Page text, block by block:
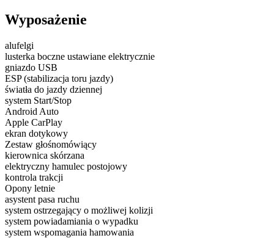
Wyposażenie
alufelgi
lusterka boczne ustawiane elektrycznie
gniazdo USB
ESP (stabilizacja toru jazdy)
światła do jazdy dziennej
system Start/Stop
Android Auto
Apple CarPlay
ekran dotykowy
Zestaw głośnomówiący
kierownica skórzana
elektryczny hamulec postojowy
kontrola trakcji
Opony letnie
asystent pasa ruchu
system ostrzegający o możliwej kolizji
system powiadamiania o wypadku
system wspomagania hamowania